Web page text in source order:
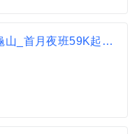
職業大貨車司機 (17噸)_桃園龜山_首月夜班59K起_酷澎通運